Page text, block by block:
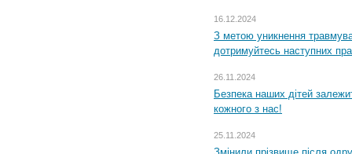
16.12.2024
З метою уникнення
дотримуйтесь наступних
26.11.2024
Безпека наших дітей
кожного з нас!
25.11.2024